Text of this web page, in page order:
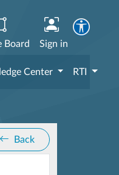
Board Sign in
Center RTI
Back